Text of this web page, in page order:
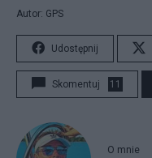
Autor: GPS
Udostępnij
Skomentuj 11
O mnie